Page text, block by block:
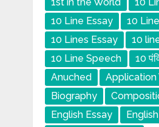
10 Line Essay
10
10 Lines Essay
10
10 Line Speech
10
Anuched
Application
Biography
English Essay